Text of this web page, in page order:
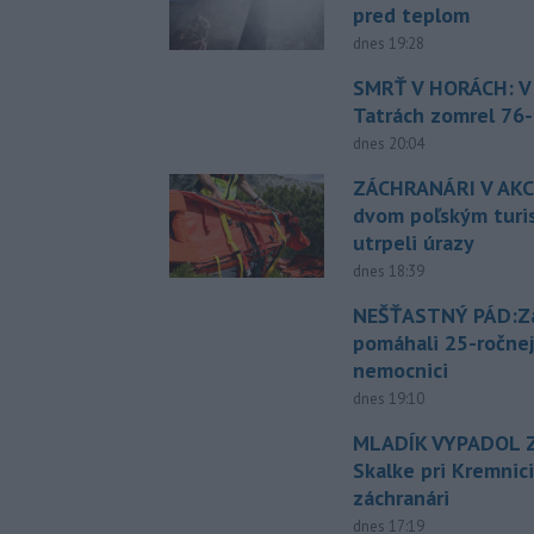
pred teplom
dnes 19:28
SMRŤ V HORÁCH:
Tatrách zomrel
dnes 20:04
ZÁCHRANÁRI V
dvom poľským
utrpeli úrazy
dnes 18:39
NEŠŤASTNÝ
pomáhali 25-
nemocnici
dnes 19:10
MLADÍK VYPADOL
Skalke pri
záchranári
dnes 17:19